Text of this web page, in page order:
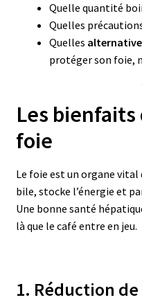
Quelle quantité
Quelles
Quelles
protéger son foie,
Les bienfaits
foie
Le foie est un organe
bile, stocke l’énergie et
Une bonne santé
là que le café entre en jeu.
1. Réduction